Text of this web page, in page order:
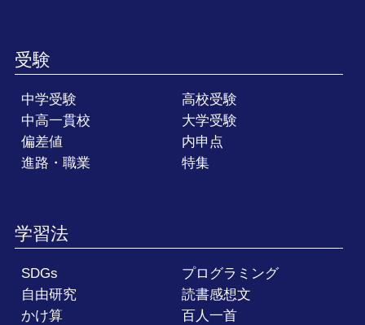
受験
中学受験
高校受験
中高一貫校
大学受験
偏差値
内申点
進路・職業
特集
学習法
SDGs
プログラミング
自由研究
読書感想文
かけ算
百人一首